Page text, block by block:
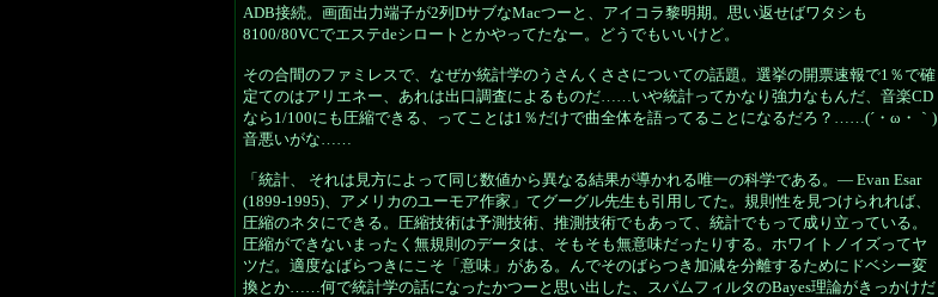
ADB接続。画面出力端子が2列DサブなMacつーと、アイコラ黎明期。思い返せばワタシも
8100/80VCでエステdeシロートとかやってたなー。どうでもいいけど。
その合間のファミレスで、なぜか統計学のうさんくささについての話題。選挙の開票速報で1％で確
定てのはアリエネー、あれは出口調査によるものだ……いや統計ってかなり強力なもんだ、音楽CD
なら1/100にも圧縮できる、ってことは1％だけで曲全体を語ってることになるだろ？……(´・ω・｀)
音悪いがな……
「統計、 それは見方によって同じ数値から異なる結果が導かれる唯一の科学である。― Evan Esar
(1899-1995)、アメリカのユーモア作家」てグーグル先生も引用してた。規則性を見つけられれば、
圧縮のネタにできる。圧縮技術は予測技術、推測技術でもあって、統計でもって成り立っている。
圧縮ができないまったく無規則のデータは、そもそも無意味だったりする。ホワイトノイズってヤ
ツだ。適度なばらつきにこそ「意味」がある。んでそのばらつき加減を分離するためにドベシー変
換とか……何で統計学の話になったかつーと思い出した、スパムフィルタのBayes理論がきっかけだ